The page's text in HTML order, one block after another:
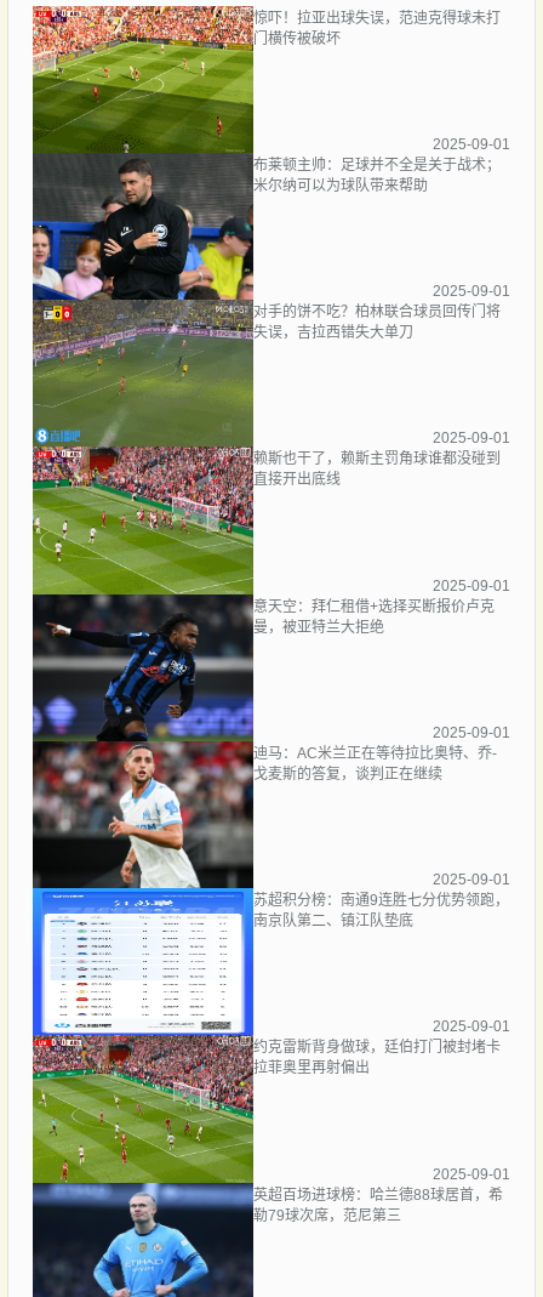
惊吓！拉亚出球失误，范迪克得球未打
门横传被破坏
2025-09-01
布莱顿主帅：足球并不全是关于战术；
米尔纳可以为球队带来帮助
2025-09-01
对手的饼不吃？柏林联合球员回传门将
失误，吉拉西错失大单刀
2025-09-01
赖斯也干了，赖斯主罚角球谁都没碰到
直接开出底线
2025-09-01
意天空：拜仁租借+选择买断报价卢克
曼，被亚特兰大拒绝
2025-09-01
迪马：AC米兰正在等待拉比奥特、乔-
戈麦斯的答复，谈判正在继续
2025-09-01
苏超积分榜：南通9连胜七分优势领跑，
南京队第二、镇江队垫底
2025-09-01
约克雷斯背身做球，廷伯打门被封堵卡
拉菲奥里再射偏出
2025-09-01
英超百场进球榜：哈兰德88球居首，希
勒79球次席，范尼第三